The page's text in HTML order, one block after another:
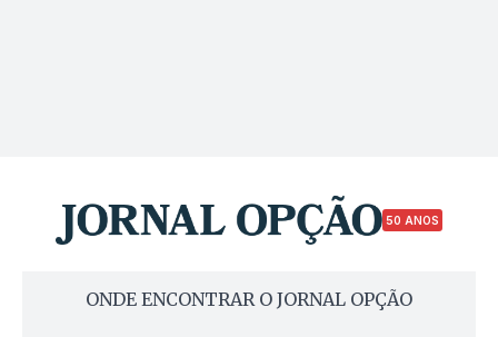
50 ANOS
ONDE ENCONTRAR O JORNAL OPÇÃO